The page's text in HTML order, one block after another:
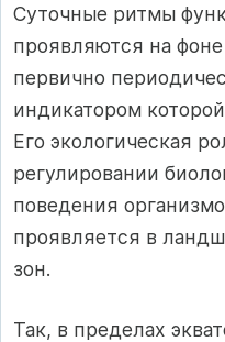
Суточные ритмы
проявляются на
первично
индикатором
Его экологическая
регулировании
поведения
проявляется в
зон.
Так, в пределах